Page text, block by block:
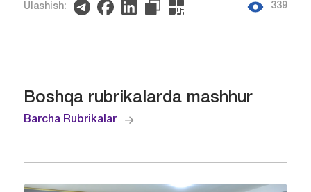
Ulashish: 339
Boshqa rubrikalarda mashhur
Barcha Rubrikalar